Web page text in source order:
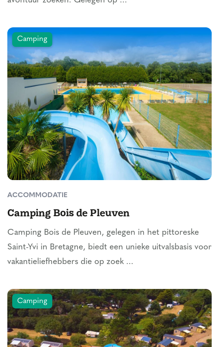
Camping
ACCOMMODATIE
Camping Bois de Pleuven
Camping Bois de Pleuven, gelegen in het pittoreske
Saint-Yvi in Bretagne, biedt een unieke uitvalsbasis voor
vakantieliefhebbers die op zoek ...
Camping